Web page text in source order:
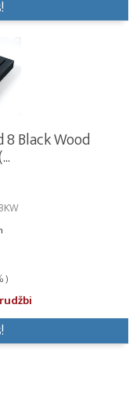
Black Wood
)